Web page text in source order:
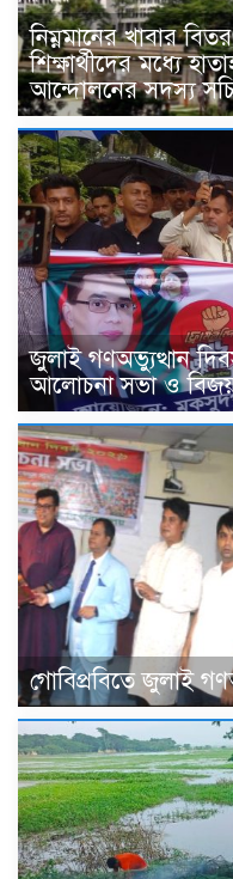
নিম্নমানের খাবার
শিক্ষার্থীদের মধ্যে
আন্দোলনের সদস্য
জুলাই গণঅভ্যুত্থান
আলোচনা সভা ও বিজয়
গোবিপ্রবিতে জুলাই